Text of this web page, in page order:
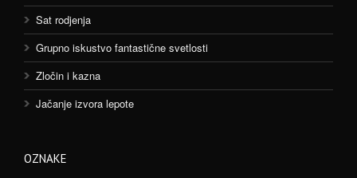
Sat rodjenja
Grupno iskustvo fantastične svetlosti
Zločin i kazna
Jačanje izvora lepote
OZNAKE